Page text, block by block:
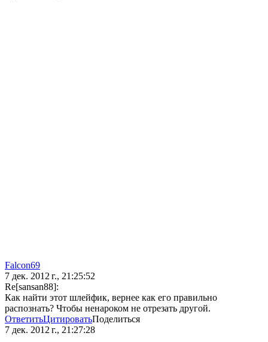
Falcon69
7 дек. 2012 г., 21:25:52
Re[sansan88]:
Как найти этот шлейфик, вернее как его правильно
распознать? Чтобы ненароком не отрезать другой.
ОтветитьЦитироватьПоделиться
7 дек. 2012 г., 21:27:28